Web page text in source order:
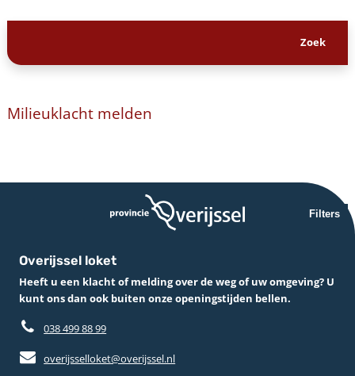
Milieuklacht melden
Filters
Overijssel loket
Heeft u een klacht of melding over de weg of uw omgeving? U
kunt ons dan ook buiten onze openingstijden bellen.
038 499 88 99
overijsselloket@overijssel.nl